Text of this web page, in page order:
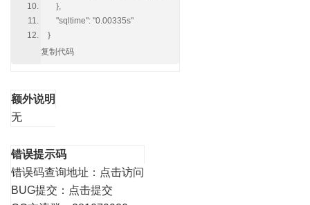
},
"sqltime": "0.00335s"
}
复制代码
额外说明
无
错误提示码
错误码查询地址： 点击访问
BUG提交： 点击提交